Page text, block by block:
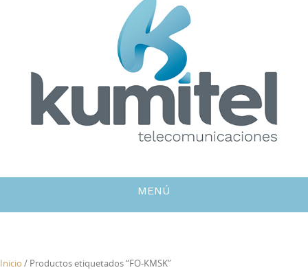
MENÚ
Inicio / Productos etiquetados “FO-KMSK”